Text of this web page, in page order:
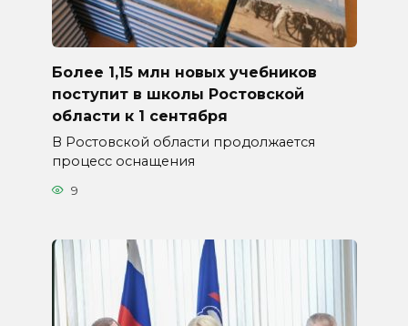
Более 1,15 млн новых учебников
поступит в школы Ростовской
области к 1 сентября
В Ростовской области продолжается
процесс оснащения
9